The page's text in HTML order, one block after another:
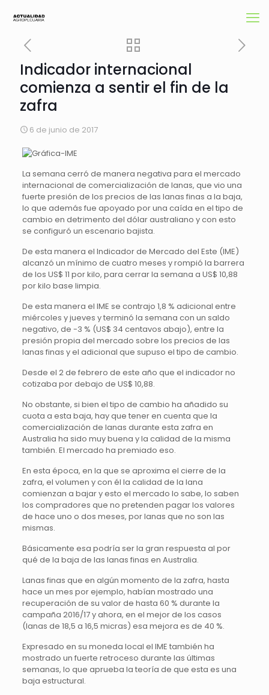
Indicador internacional
comienza a sentir el fin de la
zafra
6 de junio de 2017
La semana cerró de manera negativa para el mercado
internacional de comercialización de lanas, que vio una
fuerte presión de los precios de las lanas finas a la baja,
lo que además fue apoyado por una caída en el tipo de
cambio en detrimento del dólar australiano y con esto
se configuró un escenario bajista.
De esta manera el Indicador de Mercado del Este (IME)
alcanzó un mínimo de cuatro meses y rompió la barrera
de los US$ 11 por kilo, para cerrar la semana a US$ 10,88
por kilo base limpia.
De esta manera el IME se contrajo 1,8 % adicional entre
miércoles y jueves y terminó la semana con un saldo
negativo, de -3 % (US$ 34 centavos abajo), entre la
presión propia del mercado sobre los precios de las
lanas finas y el adicional que supuso el tipo de cambio.
Desde el 2 de febrero de este año que el indicador no
cotizaba por debajo de US$ 10,88.
No obstante, si bien el tipo de cambio ha añadido su
cuota a esta baja, hay que tener en cuenta que la
comercialización de lanas durante esta zafra en
Australia ha sido muy buena y la calidad de la misma
también. El mercado ha premiado eso.
En esta época, en la que se aproxima el cierre de la
zafra, el volumen y con él la calidad de la lana
comienzan a bajar y esto el mercado lo sabe, lo saben
los compradores que no pretenden pagar los valores
de hace uno o dos meses, por lanas que no son las
mismas.
Básicamente esa podría ser la gran respuesta al por
qué de la baja de las lanas finas en Australia.
Lanas finas que en algún momento de la zafra, hasta
hace un mes por ejemplo, habían mostrado una
recuperación de su valor de hasta 60 % durante la
campaña 2016/17 y ahora, en el mejor de los casos
(lanas de 18,5 a 16,5 micras) esa mejora es de 40 %.
Expresado en su moneda local el IME también ha
mostrado un fuerte retroceso durante las últimas
semanas, lo que aprueba la teoría de que esta es una
baja estructural.